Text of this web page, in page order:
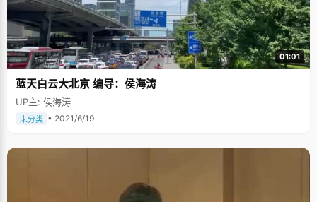
01:01
蓝天白云大北京 编导：侯海涛
UP主: 侯海涛
未分类 • 2021/6/19